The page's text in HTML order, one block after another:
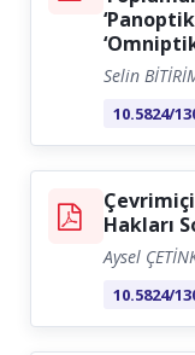
Selin
10.5824/
Hakları
Aysel
10.5824/